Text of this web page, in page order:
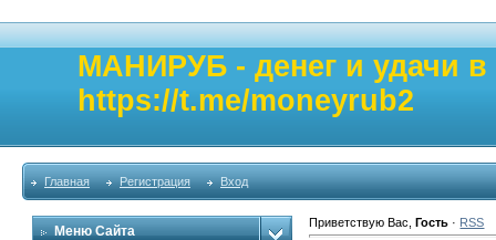
МАНИРУБ - денег и удачи
https://t.me/moneyrub2
Главная Регистрация Вход
Меню Сайта
Приветствую Вас ,Гость · RSS